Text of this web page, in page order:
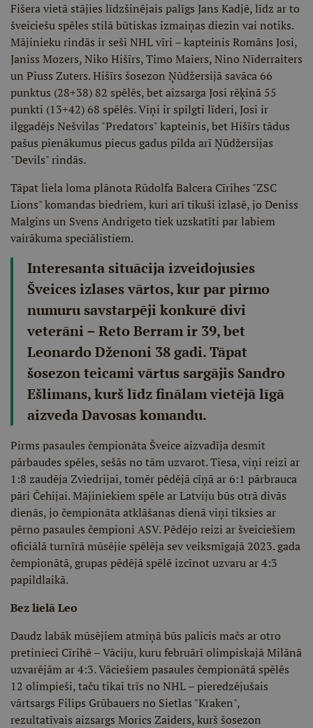
Fišera vietā stājies līdzšinējais palīgs Jans Kadjē, līdz ar to
šveiciešu spēles stilā būtiskas izmaiņas diezin vai notiks.
Mājinieku rindās ir seši NHL vīri – kapteinis Romāns Josi,
Janiss Mozers, Niko Hišīrs, Timo Maiers, Nino Nīderraiters
un Piuss Zuters. Hišīrs šosezon Ņūdžersijā savāca 66
punktus (28+38) 82 spēlēs, bet aizsarga Josi rēķinā 55
punkti (13+42) 68 spēlēs. Viņi ir spilgti līderi, Josi ir
ilggadējs Nešvilas "Predators" kapteinis, bet Hišīrs tādus
pašus pienākumus piecus gadus pilda arī Ņūdžersijas
"Devils" rindās.
Tāpat liela loma plānota Rūdolfa Balcera Cīrihes "ZSC
Lions" komandas biedriem, kuri arī tikuši izlasē, jo Deniss
Malgins un Svens Andrigeto tiek uzskatīti par labiem
vairākuma speciālistiem.
Interesanta situācija izveidojusies
Šveices izlases vārtos, kur par pirmo
numuru savstarpēji konkurē divi
veterāni – Reto Berram ir 39, bet
Leonardo Dženoni 38 gadi. Tāpat
šosezon teicami vārtus sargājis Sandro
Ešlimans, kurš līdz finālam vietējā līgā
aizveda Davosas komandu.
Pirms pasaules čempionāta Šveice aizvadīja desmit
pārbaudes spēles, sešās no tām uzvarot. Tiesa, viņi reizi ar
1:8 zaudēja Zviedrijai, tomēr pēdējā cīņā ar 6:1 pārbrauca
pāri Čehijai. Mājiniekiem spēle ar Latviju būs otrā divās
dienās, jo čempionāta atklāšanas dienā viņi tiksies ar
pērno pasaules čempioni ASV. Pēdējo reizi ar šveiciešiem
oficiālā turnīrā mūsējie spēlēja sev veiksmīgajā 2023. gada
čempionātā, grupas pēdējā spēlē izcīnot uzvaru ar 4:3
papildlaikā.
Bez lielā Leo
Daudz labāk mūsējiem atmiņā būs palicis mačs ar otro
pretinieci Cīrihē – Vāciju, kuru februārī olimpiskajā Milānā
uzvarējām ar 4:3. Vāciešiem pasaules čempionātā spēlēs
12 olimpieši, taču tikai trīs no NHL – pieredzējušais
vārtsargs Filips Grūbauers no Sietlas "Kraken",
rezultatīvais aizsargs Morics Zaiders, kurš šosezon